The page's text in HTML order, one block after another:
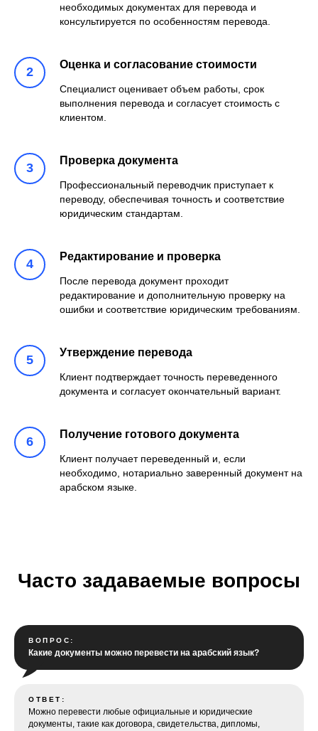
необходимых документах для перевода и
консультируется по особенностям перевода.
Оценка и согласование стоимости
Специалист оценивает объем работы, срок
выполнения перевода и согласует стоимость с
клиентом.
Проверка документа
Профессиональный переводчик приступает к
переводу, обеспечивая точность и соответствие
юридическим стандартам.
Редактирование и проверка
После перевода документ проходит
редактирование и дополнительную проверку на
ошибки и соответствие юридическим требованиям.
Утверждение перевода
Клиент подтверждает точность переведенного
документа и согласует окончательный вариант.
Получение готового документа
Клиент получает переведенный и, если
необходимо, нотариально заверенный документ на
арабском языке.
Часто задаваемые вопросы
ВОПРОС:
Какие документы можно перевести на арабский язык?
ОТВЕТ:
Можно перевести любые официальные и юридические
документы, такие как договора, свидетельства, дипломы,